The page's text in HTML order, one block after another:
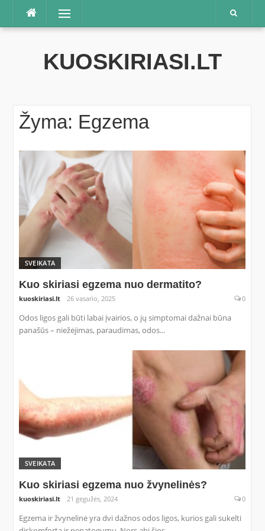
Praleisti
Meniu
KUOSKIRIASI.LT
Žyma: Egzema
SVEIKATA
Kuo skiriasi egzema nuo dermatito?
kuoskiriasi.lt 26 vasario, 2025 0
Odos ligos gali būti labai įvairios, o jų simptomai dažnai būna
panašūs – niežėjimas, paraudimas, odos...
SVEIKATA
Kuo skiriasi egzema nuo žvynelinės?
kuoskiriasi.lt 21 gegužės, 2024 0
Egzema ir žvynelinė yra dvi dažnos odos ligos, kurios gali sukelti